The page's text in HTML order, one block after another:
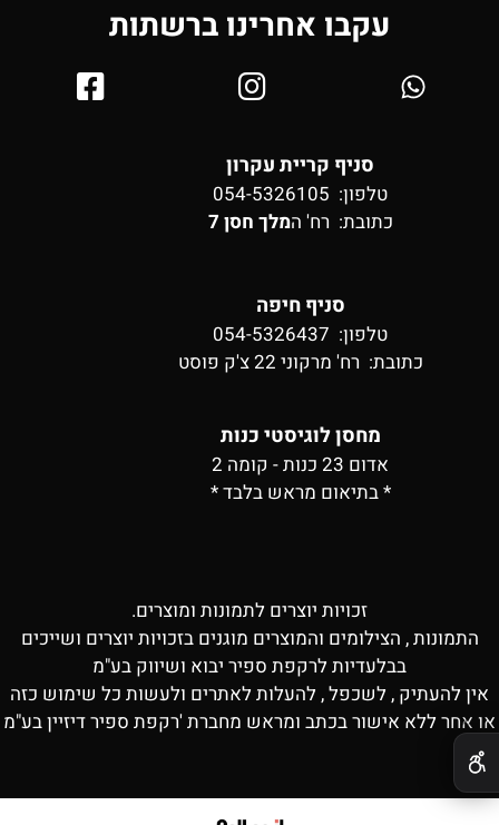
עקבו אחרינו ברשתות
סניף קריית עקרון
טלפון: 054-5326105
כתובת: רח' המלך חסן 7
סניף חיפה
טלפון: 054-5326437
כתובת: רח' מרקוני 22 צ'ק פוסט
מחסן לוגיסטי כנות
אדום 23 כנות - קומה 2
* בתיאום מראש בלבד *
זכויות יוצרים לתמונות ומוצרים.
התמונות , הצילומים והמוצרים מוגנים בזכויות יוצרים ושייכים
בבלעדיות לרקפת ספיר יבוא ושיווק בע"מ
אין להעתיק , לשכפל , להעלות לאתרים ולעשות כל שימוש כזה
או אחר ללא אישור בכתב ומראש מחברת 'רקפת ספיר דיזיין בע"מ
✕